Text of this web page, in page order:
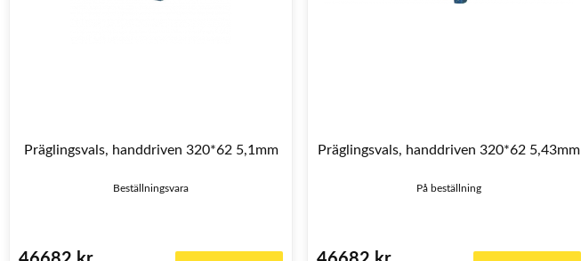
Präglingsvals, handdriven 320*62 5,1mm
Beställningsvara
Präglingsvals, handdriven 320*62 5,43mm
På beställning